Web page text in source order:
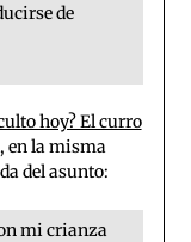
de
hoy? El curro
en la misma
del asunto:
mi crianza